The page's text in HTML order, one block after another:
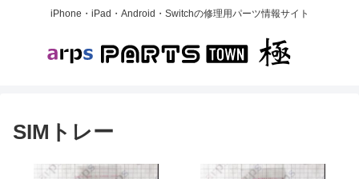
iPhone・iPad・Android・Switchの修理用パーツ情報サイト
SIMトレー